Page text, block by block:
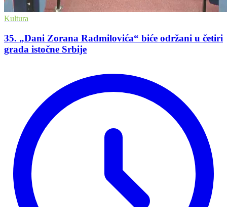
Kultura
35. „Dani Zorana Radmilovića“ biće održani u četiri
grada istočne Srbije